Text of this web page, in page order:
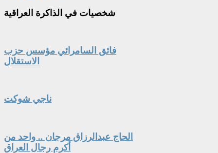
شخصيات في الذاكرة العراقية
فائق السامرائي مؤسس حزب
الاستقلال
ناجي شوكت
الحاج عبدالرزاق مرجان .. واحد من
أكرم رجال العراق